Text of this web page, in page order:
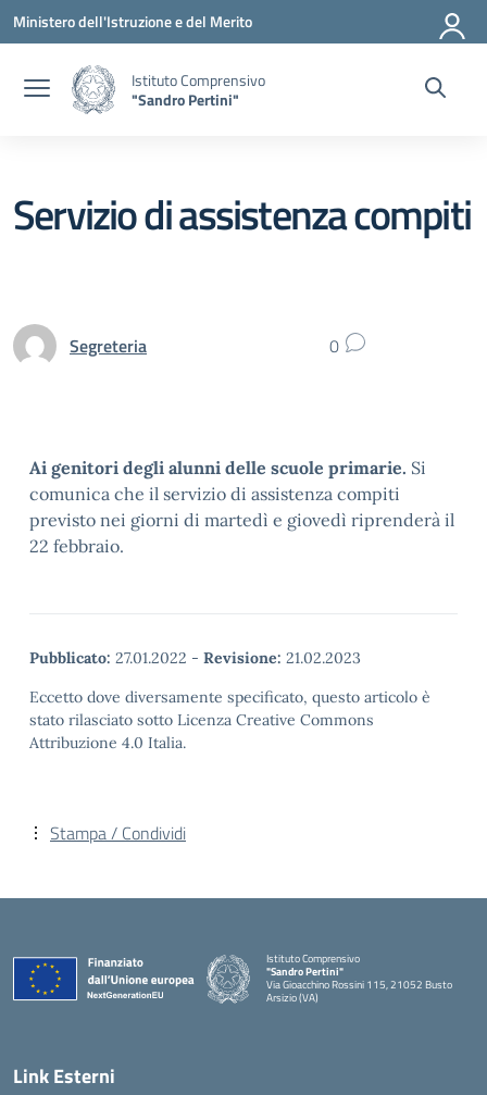
Vai ai contenuti
Vai al menu di navigazione
Vai al footer
Ministero dell'Istruzione e del Merito
Istituto Comprensivo
"Sandro Pertini"
Servizio di assistenza compiti
Segreteria 0
Ai genitori degli alunni delle scuole primarie. Si
comunica che il servizio di assistenza compiti
previsto nei giorni di martedì e giovedì riprenderà il
22 febbraio.
Pubblicato: 27.01.2022 - Revisione: 21.02.2023
Eccetto dove diversamente specificato, questo articolo è
stato rilasciato sotto Licenza Creative Commons
Attribuzione 4.0 Italia.
Stampa / Condividi
Istituto Comprensivo
"Sandro Pertini"
Via Gioacchino Rossini 115, 21052 Busto
Arsizio (VA)
Link Esterni